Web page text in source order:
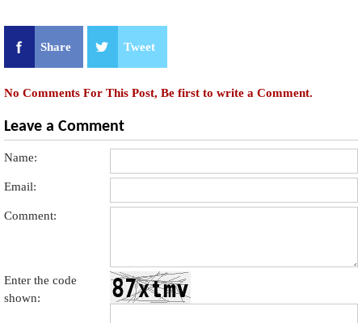
Share Tweet
No Comments For This Post, Be first to write a Comment.
Leave a Comment
Name:
Email:
Comment:
Enter the code
shown: